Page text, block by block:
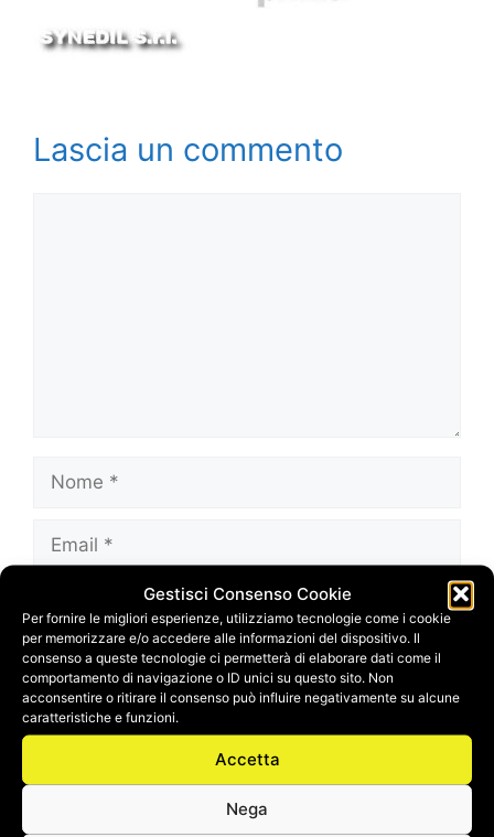
Gestisci Consenso Cookie
Per fornire le migliori esperienze, utilizziamo tecnologie come i cookie
per memorizzare e/o accedere alle informazioni del dispositivo. Il
consenso a queste tecnologie ci permetterà di elaborare dati come il
comportamento di navigazione o ID unici su questo sito. Non
acconsentire o ritirare il consenso può influire negativamente su alcune
caratteristiche e funzioni.
Accetta
Nega
Lascia un commento
Nome
Email
web
Salva il mio nome, email e sito web in questo
browser per la prossima volta che
commento.